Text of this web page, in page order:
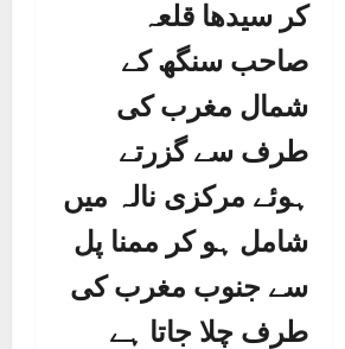
کر سیدھا قلعہ
صاحب سنگھ کے
شمال مغرب کی
طرف سے گزرتے
ہوئے مرکزی نالہ میں
شامل ہو کر ممنا پل
سے جنوب مغرب کی
طرف چلا جاتا ہے